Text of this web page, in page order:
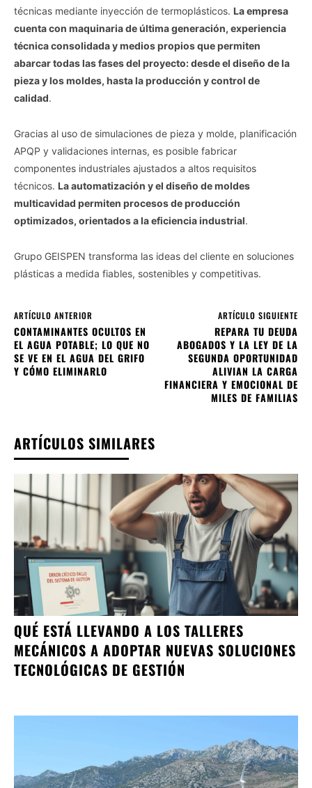
técnicas mediante inyección de termoplásticos. La empresa
cuenta con maquinaria de última generación, experiencia
técnica consolidada y medios propios que permiten
abarcar todas las fases del proyecto: desde el diseño de la
pieza y los moldes, hasta la producción y control de
calidad.
Gracias al uso de simulaciones de pieza y molde, planificación
APQP y validaciones internas, es posible fabricar
componentes industriales ajustados a altos requisitos
técnicos. La automatización y el diseño de moldes
multicavidad permiten procesos de producción
optimizados, orientados a la eficiencia industrial.
Grupo GEISPEN transforma las ideas del cliente en soluciones
plásticas a medida fiables, sostenibles y competitivas.
ARTÍCULO ANTERIOR
CONTAMINANTES OCULTOS EN
EL AGUA POTABLE; LO QUE NO
SE VE EN EL AGUA DEL GRIFO
Y CÓMO ELIMINARLO
ARTÍCULO SIGUIENTE
REPARA TU DEUDA
ABOGADOS Y LA LEY DE LA
SEGUNDA OPORTUNIDAD
ALIVIAN LA CARGA
FINANCIERA Y EMOCIONAL DE
MILES DE FAMILIAS
ARTÍCULOS SIMILARES
QUÉ ESTÁ LLEVANDO A LOS TALLERES
MECÁNICOS A ADOPTAR NUEVAS SOLUCIONES
TECNOLÓGICAS DE GESTIÓN